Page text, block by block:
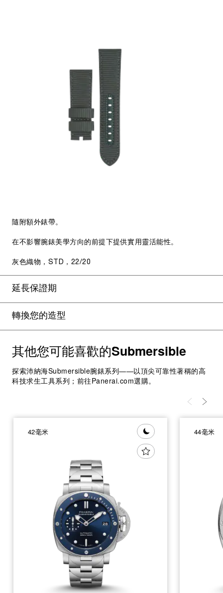
隨附額外錶帶。
在不影響腕錶美學方向的前提下提供實用靈活能性。
灰色織物，STD，22/20
延長保證期
轉換您的造型
其他您可能喜歡的Submersible
探索沛納海Submersible腕錶系列——以頂尖可靠性著稱的高
科技求生工具系列；前往Panerai.com選購。
42毫米 44毫米